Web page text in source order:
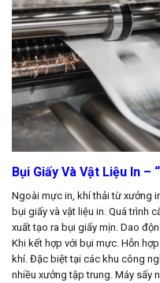
Bụi Giấy Và Vật Liệu In –
Ngoài mực in, khí thải từ xưởng
bụi giấy và vật liệu in. Quá trình
xuất tạo ra bụi giấy mịn. Dao
Khi kết hợp với bụi mực. Hỗn
khí. Đặc biệt tại các khu công
nhiều xưởng tập trung. Máy sấy